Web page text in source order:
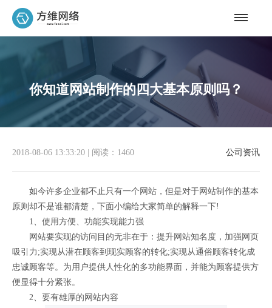
你知道网站制作的四大基本原则吗？
公司资讯
2018-08-06 13:33:20 阅读：1460
如今许多企业都不止只有一个网站，但是对于网站制作的基本
原则却不是谁都清楚，下面小编给大家简单的解释一下!
1、使用方便、功能实现能力强
网站要实现的访问目的无非在于：提升网站知名度，加强网页
吸引力;实现从潜在顾客到现实顾客的转化;实现从通俗顾客转化成
忠诚顾客等。为用户提供人性化的多功能界面，并能为顾客提供方
便显得十分紧张。
2、要有雄厚的网站内容